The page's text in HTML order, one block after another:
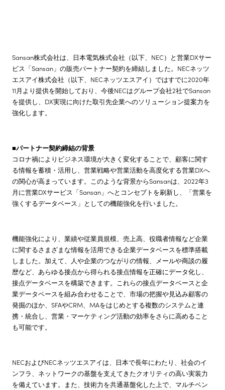
Sansan株式会社は、日本電気株式会社（以下、NEC）と営業DXサー
ビス「Sansan」の販売パートナー契約を締結しました。NECネッツ
エスアイ株式会社（以下、NECネッツエスアイ）ではすでに2020年
11月より提供を開始しており、今後NECはグループ会社2社でSansan
を提供し、DX実現に向けた取引先企業へのソリューション提案力を
強化します。
■パートナー契約締結の背景
コロナ禍によりビジネス環境が大きく変化することで、顧客に関す
る情報を蓄積・活用し、営業戦略や営業活動を高度化する営業DXへ
の関心が高まっています。このような背景からSansanは、2022年3
月に営業DXサービス「Sansan」へとコンセプトを刷新し、「営業を
強くするデータベース」としての機能強化を行いました。
機能強化により、業績や従業員規模、売上高、役職者情報など企業
に関するさまざまな情報を活用できる企業データベースを標準搭載
しました。加えて、人や企業のつながりの情報、メールや商談の履
歴など、あらゆる接点から得られる接点情報を正確にデータ化し、
接点データベースを構築できます。これらの接点データベースと企
業データベースを組み合わせることで、市場の把握や見込み顧客の
発掘のほか、SFAやCRM、MAをはじめとする複数のシステムと連
携・統合し、営業・マーケティング活動の効率をさらに高めること
も可能です。
NECおよびNECネッツエスアイは、日本で長年にわたり、社会のイ
ンフラ、ネットワークの基盤を支えてきたクオリティの高い実装力
を備えています。また、技術力を共通基盤化した上で、マルチベン